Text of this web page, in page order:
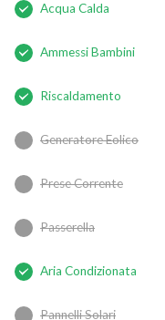
Acqua Calda
Ammessi Bambini
Riscaldamento
Generatore Eolico
Prese Corrente
Passerella
Aria Condizionata
Pannelli Solari